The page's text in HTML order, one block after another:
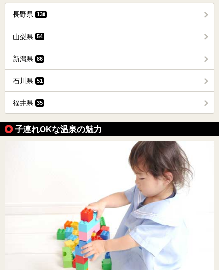
長野県 130
山梨県 54
新潟県 86
石川県 51
福井県 35
子連れOKな温泉の魅力